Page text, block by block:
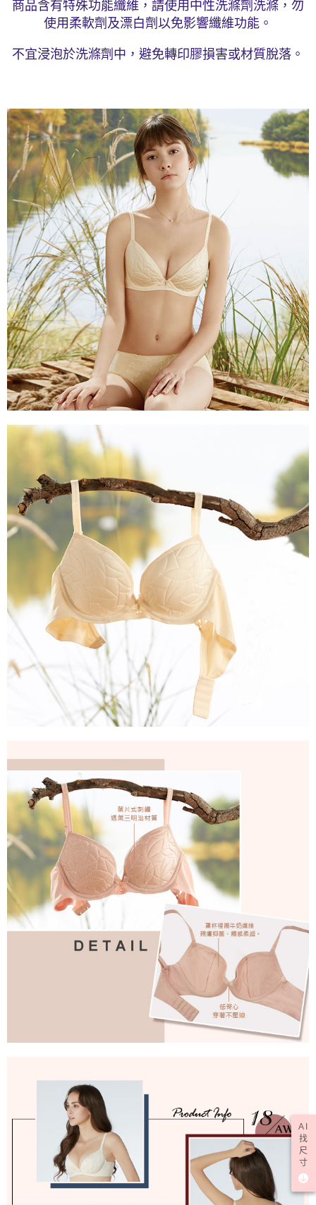
商品含有特殊功能纖維，請使用中性洗滌劑洗滌，勿
使用柔軟劑及漂白劑以免影響纖維功能。
不宜浸泡於洗滌劑中，避免轉印膠損害或材質脫落。
AI
找
尺
寸